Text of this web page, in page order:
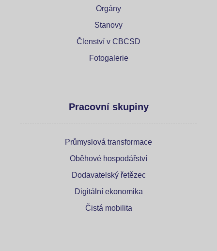
Orgány
Stanovy
Členství v CBCSD
Fotogalerie
Pracovní skupiny
Průmyslová transformace
Oběhové hospodářství
Dodavatelský řetězec
Digitální ekonomika
Čistá mobilita